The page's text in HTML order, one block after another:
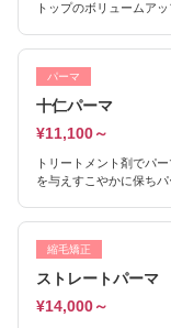
トップのボリュームア
パーマ
十仁パーマ
¥11,100～
トリートメント剤でパ
を与えすこやかに保ちパ
縮毛矯正
ストレートパーマ
¥14,000～